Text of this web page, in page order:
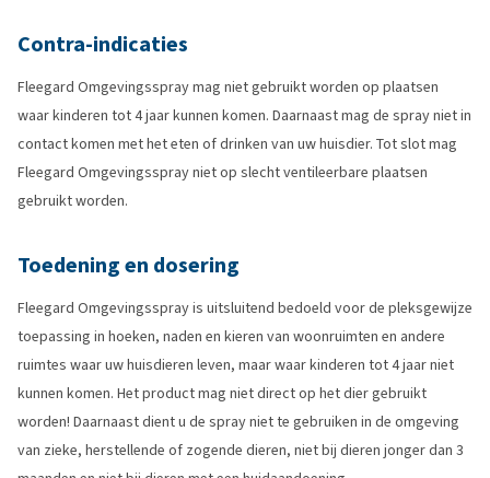
Contra-indicaties
Fleegard Omgevingsspray mag niet gebruikt worden op plaatsen
waar kinderen tot 4 jaar kunnen komen. Daarnaast mag de spray niet in
contact komen met het eten of drinken van uw huisdier. Tot slot mag
Fleegard Omgevingsspray niet op slecht ventileerbare plaatsen
gebruikt worden.
Toedening en dosering
Fleegard Omgevingsspray is uitsluitend bedoeld voor de pleksgewijze
toepassing in hoeken, naden en kieren van woonruimten en andere
ruimtes waar uw huisdieren leven, maar waar kinderen tot 4 jaar niet
kunnen komen. Het product mag niet direct op het dier gebruikt
worden! Daarnaast dient u de spray niet te gebruiken in de omgeving
van zieke, herstellende of zogende dieren, niet bij dieren jonger dan 3